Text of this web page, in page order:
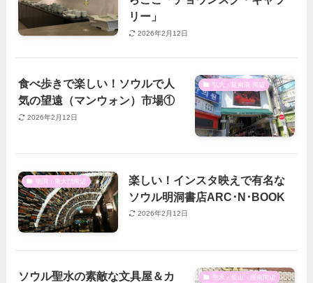
リー」
2026年2月12日
弘大・延南洞 周辺
食べ歩きで楽しい！ソウルで人
気の望遠（マンウォン）市場①
2026年2月12日
明洞・東大門周辺
楽しい！インスタ映えで有名な
ソウル明洞書店ARC･N･BOOK
2026年2月12日
聖水・龍山・漢南周辺
ソウル聖水の素敵な文具屋＆カ